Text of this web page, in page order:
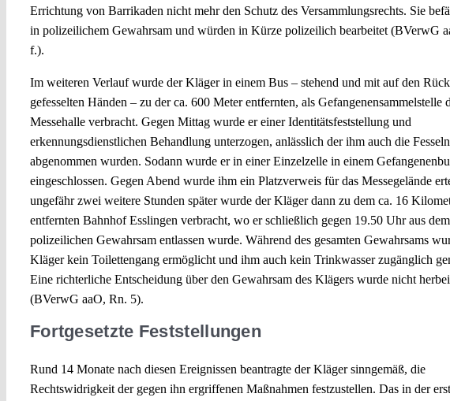
Errichtung von Barrikaden nicht mehr den Schutz des Versammlungsrechts. Sie
in polizeilichem Gewahrsam und würden in Kürze polizeilich bearbeitet (BVerwG
f.).
Im weiteren Verlauf wurde der Kläger in einem Bus – stehend und mit auf den
gefesselten Händen – zu der ca. 600 Meter entfernten, als Gefangenensammelstelle
Messehalle verbracht. Gegen Mittag wurde er einer Identitätsfeststellung und
erkennungsdienstlichen Behandlung unterzogen, anlässlich der ihm auch die Fesseln
abgenommen wurden. Sodann wurde er in einer Einzelzelle in einem
eingeschlossen. Gegen Abend wurde ihm ein Platzverweis für das Messegelände
ungefähr zwei weitere Stunden später wurde der Kläger dann zu dem ca. 16
entfernten Bahnhof Esslingen verbracht, wo er schließlich gegen 19.50 Uhr aus dem
polizeilichen Gewahrsam entlassen wurde. Während des gesamten Gewahrsams
Kläger kein Toilettengang ermöglicht und ihm auch kein Trinkwasser zugänglich
Eine richterliche Entscheidung über den Gewahrsam des Klägers wurde nicht
(BVerwG aaO, Rn. 5).
Fortgesetzte Feststellungen
Rund 14 Monate nach diesen Ereignissen beantragte der Kläger sinngemäß, die
Rechtswidrigkeit der gegen ihn ergriffenen Maßnahmen festzustellen. Das in der